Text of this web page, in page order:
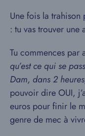
Une fois la trahison
: tu vas trouver une
Tu commences par
qu’est ce qui se
Dam, dans 2
pouvoir dire OUI,
euros pour finir le
genre de mec à